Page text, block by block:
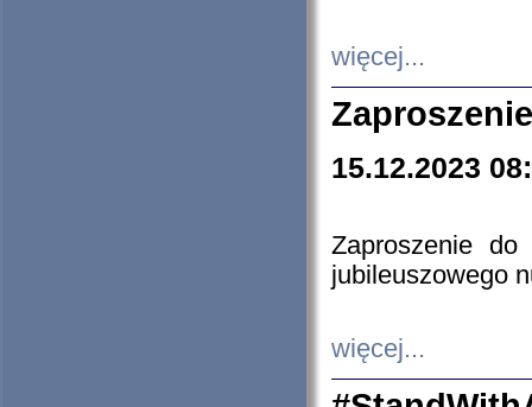
więcej...
15.12.2023
Zaproszenie do
jubileuszowego
więcej...